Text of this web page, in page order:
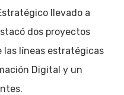
llevado a
dos proyectos
las líneas estratégicas
Digital y un